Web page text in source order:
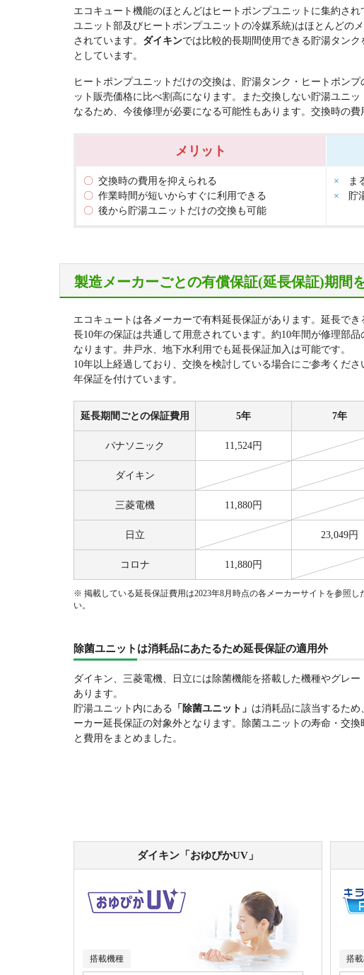
日立 ※2 5年 5年
エコキュート機能のほとんどはヒートポンプユニットに集約さ
ユニット部及びヒートポンプユニットの冷媒系統)はほとんどの
されています。 ダイキンでは比較的長期間使用できる貯湯タン
としています。
ヒートポンプユニットだけの交換は、貯湯タンク・ヒートポン
ット販売価格に比べ割高になります。また交換しない貯湯ユニ
なるため、今後修理が必要になる可能性もあります。交換時の
メリット
交換時の費用を抑えられる
作業時間が短いからすぐに利用できる
後から貯湯ユニットだけの交換も可能
ま
貯
製造メーカーごとの有償保証(延長保証)期間
エコキュートは各メーカーで有料延長保証があります。延長で
長10年の保証は共通して用意されています。約10年間が修理部
なります。井戸水、地下水利用でも延長保証加入は可能です。
10年以上経過しており、交換を検討している場合にご参考くだ
年保証を付けています。
延長期間ごとの保証費用 5年 7年
パナ ソニック 11,524円
ダイキン
三菱電機 11,880円
日立 23,049円
コロナ 11,880円
※ 掲載している延長保証費用は2023年8月時点の各メーカーサイトを参照
い。
除菌ユニットは消耗品にあたるため延長保証の適用外
ダイキン、三菱電機、日立には除菌機能を搭載した機種やグレー
あります。
貯湯ユニット内にある
「除菌ユニット」 は消耗品に該当するため
ーカー延長保証の対象外となります。除菌ユニットの寿命・交換
と費用をまとめました。
ダイキン「おゆぴかUV」
搭載機種 搭